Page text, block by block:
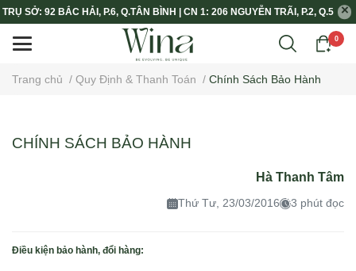
TRỤ SỞ: 92 BẮC HẢI, P.6, Q.TÂN BÌNH | CN 1: 206 NGUYỄN TRÃI, P.2, Q.5
0
Trang chủ / Quy Định & Thanh Toán / Chính Sách Bảo Hành
CHÍNH SÁCH BẢO HÀNH
Hà Thanh Tâm
Thứ Tư, 23/03/2016 3 phút đọc
Điều kiện bảo hành, đổi hàng: